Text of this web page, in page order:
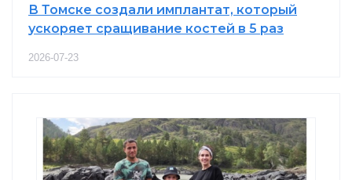
В Томске создали имплантат, который
ускоряет сращивание костей в 5 раз
2026-07-23